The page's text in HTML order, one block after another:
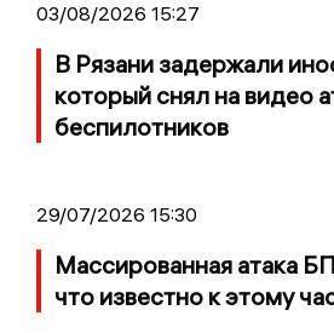
03/08/2026 15:27
В Рязани задержали
который снял на видео
беспилотников
29/07/2026 15:30
Массированная атака
что известно к этому